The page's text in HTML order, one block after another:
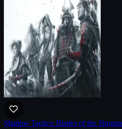
Shadow Tactics: Blades of the Shogun